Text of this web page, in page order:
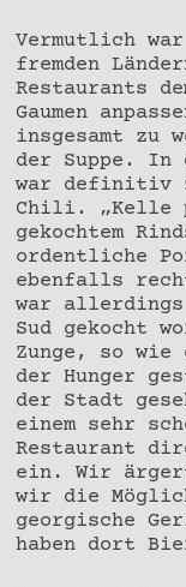
Vermutlich
fremden
Restaurants
Gaumen
insgesamt zu
der Suppe.
war definitiv
Chili. „Kelle
gekochtem
ordentliche
ebenfalls
war
Sud gekocht
Zunge, so
der Hunger
der Stadt
einem sehr
Restaurant
ein. Wir
wir die
georgische
haben dort